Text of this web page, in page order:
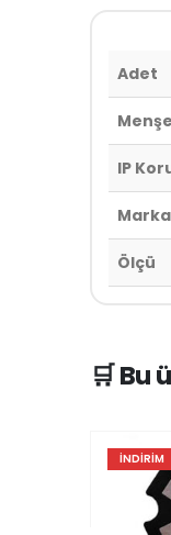
Adet
IP
Marka
Ölçü
🛒 Bu
İNDIRIM